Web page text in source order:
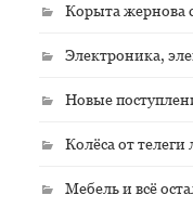
Корыта жернова
Электроника,
Новые
Колёса от
Мебель и всё